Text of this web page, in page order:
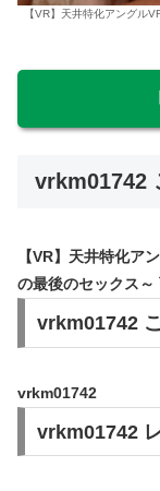
【VR】天井特化アングル
vrkm01742
【VR】天井特化ア
の最後のセックス～
vrkm01742
vrkm01742
vrkm01742